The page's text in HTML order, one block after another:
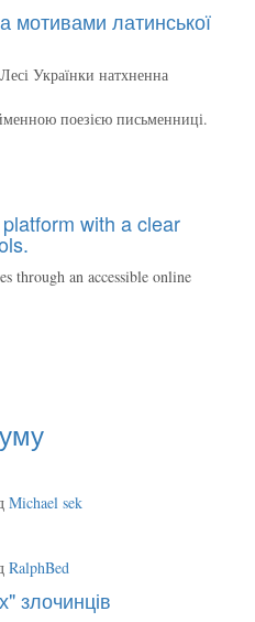
мотивами латинської
Українки натхненна
поезією письменниці.
with a clear
through an accessible online
Michael sek
RalphBed
злочинців